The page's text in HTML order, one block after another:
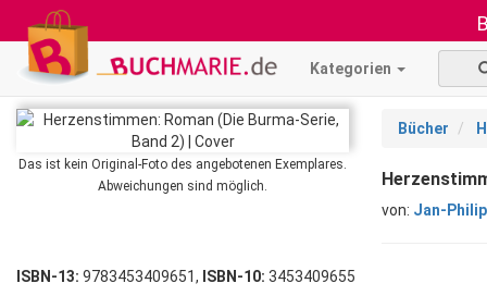
Kategorien
Das ist kein Original-Foto des angebotenen Exemplares.
Abweichungen sind möglich.
Bücher
von: Jan-
ISBN-13: 9783453409651, ISBN-10: 3453409655